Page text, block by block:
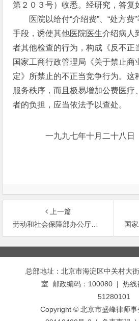
第２０３号）收悉。经研究，答复
医院以给付“介绍费”、“处方费”
手段，诱使其他医院医生介绍病人
者其他检查的行为，构成《反不正
国家工商行政管理局《关于禁止商
定》所禁止的不正当竞争行为。这
服务秩序，而且极易增加公费医疗
者的负担，应当依法予以查处。
一九九七年十月二十八日
上一篇
劳动和社会保障部办公厅关于劳动争议案中涉及商业秘密侵权问题的函(1999.7.7)
国家工商行政
文
章
总部地址：北京市海淀区中关村大
室 邮政编码：100080 | 热线
51280101
Copyright © 北京市盛峰律师